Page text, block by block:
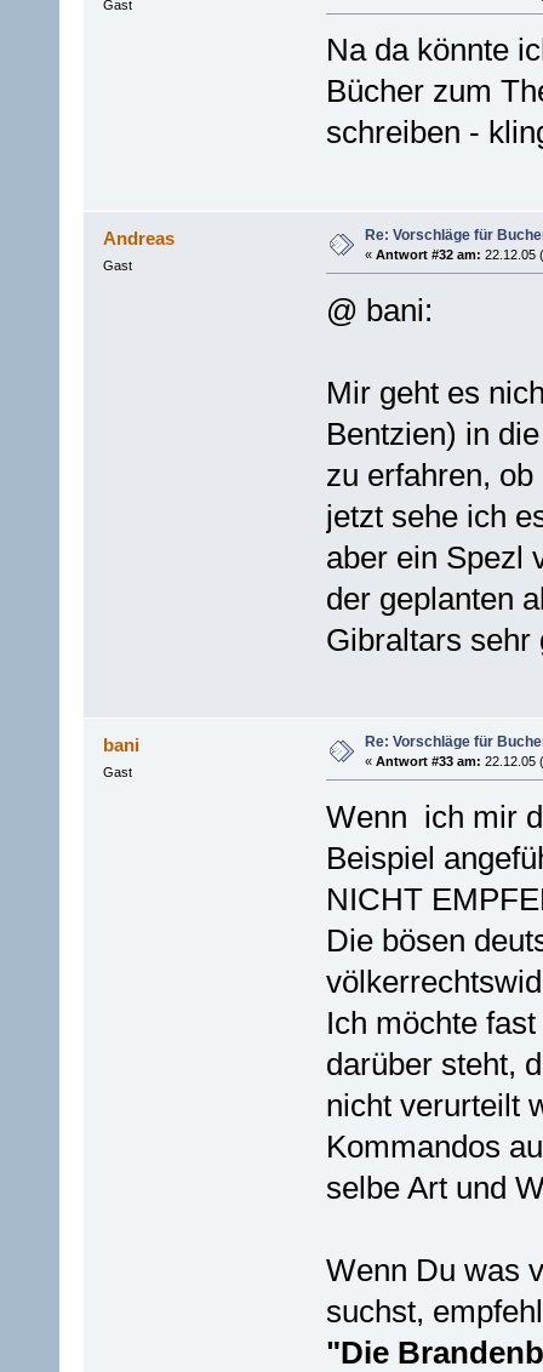
Gast
Na da könnte
Bücher zum
schreiben -
Andreas
Gast
Re: Vorschläge für
« Antwort #32 am: 22.12.05
@ bani:
Mir geht es
Bentzien) in
zu erfahren,
jetzt sehe ich
aber ein Spezl
der geplanten
Gibraltars sehr
bani
Gast
Re: Vorschläge für
« Antwort #33 am: 22.12.05
Wenn ich mir
Beispiel
NICHT
Die bösen
Ich möchte
darüber steht,
nicht verurteilt
Kommandos
selbe Art und
Wenn Du was
suchst,
"Die